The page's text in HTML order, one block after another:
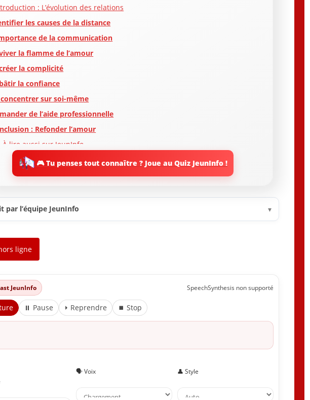
: L’évolution des relations
les causes de la distance
de la communication
la flamme de l’amour
la complicité
la confiance
concentrer sur soi-même
de l’aide professionnelle
: Refonder l’amour
À lire aussi sur JeunInfo
Nouveau sur JeunInfo ?
recommandés
🎮 Tu penses tout connaître ? Joue au Quiz JeunInfo !
par l’équipe JeunInfo ▾
ligne
JeunInfo SpeechSynthesis non supporté
⏸ Pause ⏵ Reprendre ⏹ Stop
🗣️ Voix 👤 Style